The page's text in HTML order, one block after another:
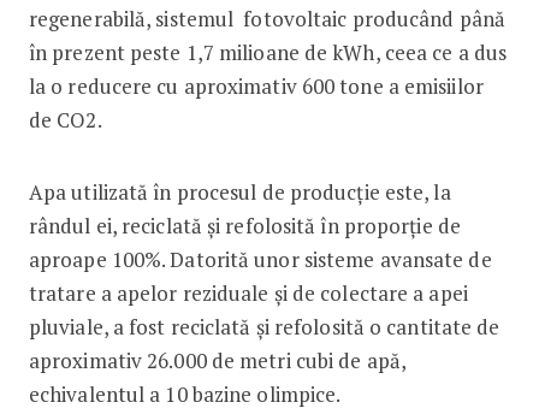
regenerabilă, sistemul fotovoltaic producând până
în prezent peste 1,7 milioane de kWh, ceea ce a dus
la o reducere cu aproximativ 600 tone a emisiilor
de CO2.
Apa utilizată în procesul de producție este, la
rândul ei, reciclată și refolosită în proporție de
aproape 100%. Datorită unor sisteme avansate de
tratare a apelor reziduale și de colectare a apei
pluviale, a fost reciclată și refolosită o cantitate de
aproximativ 26.000 de metri cubi de apă,
echivalentul a 10 bazine olimpice.